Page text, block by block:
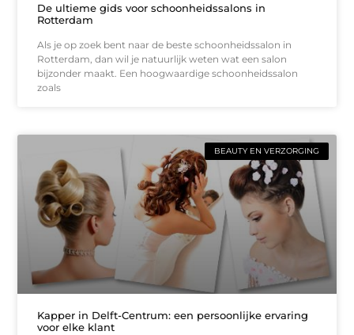
De ultieme gids voor schoonheidssalons in
Rotterdam
Als je op zoek bent naar de beste schoonheidssalon in
Rotterdam, dan wil je natuurlijk weten wat een salon
bijzonder maakt. Een hoogwaardige schoonheidssalon
zoals
BEAUTY EN VERZORGING
Kapper in Delft-Centrum: een persoonlijke ervaring
voor elke klant